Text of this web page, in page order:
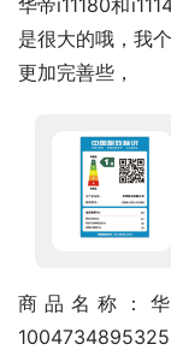
华帝i11180和
是很大的哦，我
更加完善些，
商品名称：华